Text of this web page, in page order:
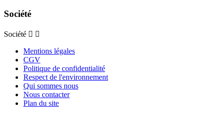
Société
Société  
Mentions légales
CGV
Politique de confidentialité
Respect de l'environnement
Qui sommes nous
Nous contacter
Plan du site